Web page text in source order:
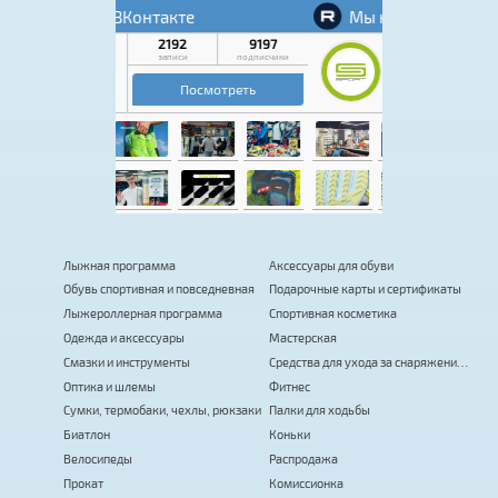
Лыжная программа
Обувь спортивная и повседневная
Лыжероллерная программа
Одежда и аксессуары
Смазки и инструменты
Оптика и шлемы
Сумки, термобаки, чехлы, рюкзаки
Биатлон
Велосипеды
Прокат
Аксессуары для обуви
Подарочные карты и сертификаты
Спортивная косметика
Мастерская
Средства для ухода за снаряжением
Фитнес
Палки для ходьбы
Коньки
Распродажа
Комиссионка